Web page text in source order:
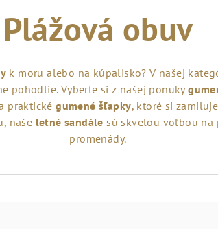
Plážová obuv
k moru alebo na kúpalisko? V našej
pohodlie. Vyberte si z našej ponuky
praktickégumené šľapky, ktoré si
naše letné sandále sú skvelou voľbou na
promenády.